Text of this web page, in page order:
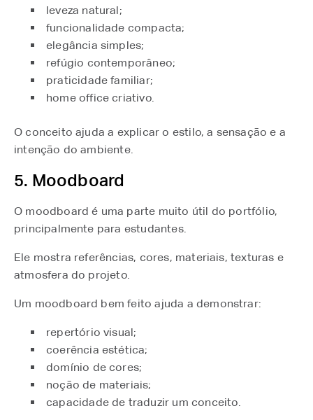
leveza natural;
funcionalidade compacta;
elegância simples;
refúgio contemporâneo;
praticidade familiar;
home office criativo.
O conceito ajuda a explicar o estilo, a sensação e a
intenção do ambiente.
5. Moodboard
O moodboard é uma parte muito útil do portfólio,
principalmente para estudantes.
Ele mostra referências, cores, materiais, texturas e
atmosfera do projeto.
Um moodboard bem feito ajuda a demonstrar:
repertório visual;
coerência estética;
domínio de cores;
noção de materiais;
capacidade de traduzir um conceito.